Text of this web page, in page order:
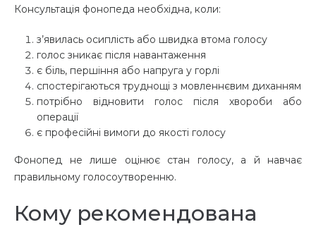
Консультація фонопеда необхідна, коли:
з’явилась осиплість або швидка втома голосу
голос зникає після навантаження
є біль, першіння або напруга у горлі
спостерігаються труднощі з мовленнєвим диханням
потрібно відновити голос після хвороби або
операції
є професійні вимоги до якості голосу
Фонопед не лише оцінює стан голосу, а й навчає
правильному голосоутворенню.
Кому рекомендована